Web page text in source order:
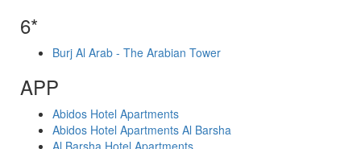
6*
Burj Al Arab - The Arabian Tower
APP
Abidos Hotel Apartments
Abidos Hotel Apartments Al Barsha
Al Barsha Hotel Apartments